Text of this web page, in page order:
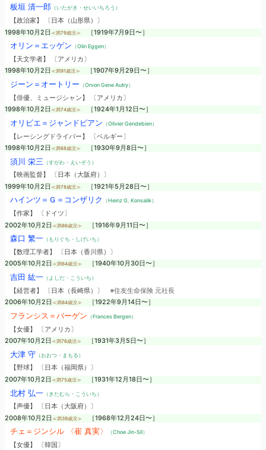
板垣 清一郎（いたがき・せいいちろう）
【政治家】 〔日本（山形県）〕
1998年10月2日 ≪満79歳没≫ ［1919年7月9日〜］
オリン＝エッゲン （Olin Eggen）
【天文学者】 〔アメリカ〕
1998年10月2日 ≪満91歳没≫ ［1907年9月29日〜］
ジーン＝オートリー （Orvon Gene Autry）
【俳優、ミュージシャン】 〔アメリカ〕
1998年10月2日 ≪満74歳没≫ ［1924年1月12日〜］
オリビエ＝ジャンドビアン （Olivier Gendebien）
【レーシングドライバー】 〔ベルギー〕
1998年10月2日 ≪満68歳没≫ ［1930年9月8日〜］
須川 栄三 （すがわ・えいぞう）
【映画監督】 〔日本（大阪府）〕
1999年10月2日 ≪満78歳没≫ ［1921年5月28日〜］
ハインツ＝Ｇ＝コンザリク （Heinz G. Konsalik）
【作家】 〔ドイツ〕
2002年10月2日 ≪満86歳没≫ ［1916年9月11日〜］
森口 繁一（もりぐち・しげいち）
【数理工学者】 〔日本（香川県）〕
2005年10月2日 ≪満64歳没≫ ［1940年10月30日〜］
吉田 紘一（よしだ・こういち）
【経営者】 〔日本（長崎県）〕 ※住友生命保険 元社長
2006年10月2日 ≪満84歳没≫ ［1922年9月14日〜］
フランシス＝バーゲン （Frances Bergen）
【女優】 〔アメリカ〕
2007年10月2日 ≪満76歳没≫ ［1931年3月5日〜］
大津 守（おおつ・まもる）
【野球】 〔日本（福岡県）〕
2007年10月2日 ≪満75歳没≫ ［1931年12月18日〜］
北村 弘一（きたむら・こういち）
【声優】 〔日本（大阪府）〕
2008年10月2日 ≪満39歳没≫ ［1968年12月24日〜］
チェ＝ジンシル 〈崔 真実〉 （Choe Jin-Sil）
【女優】 〔韓国〕